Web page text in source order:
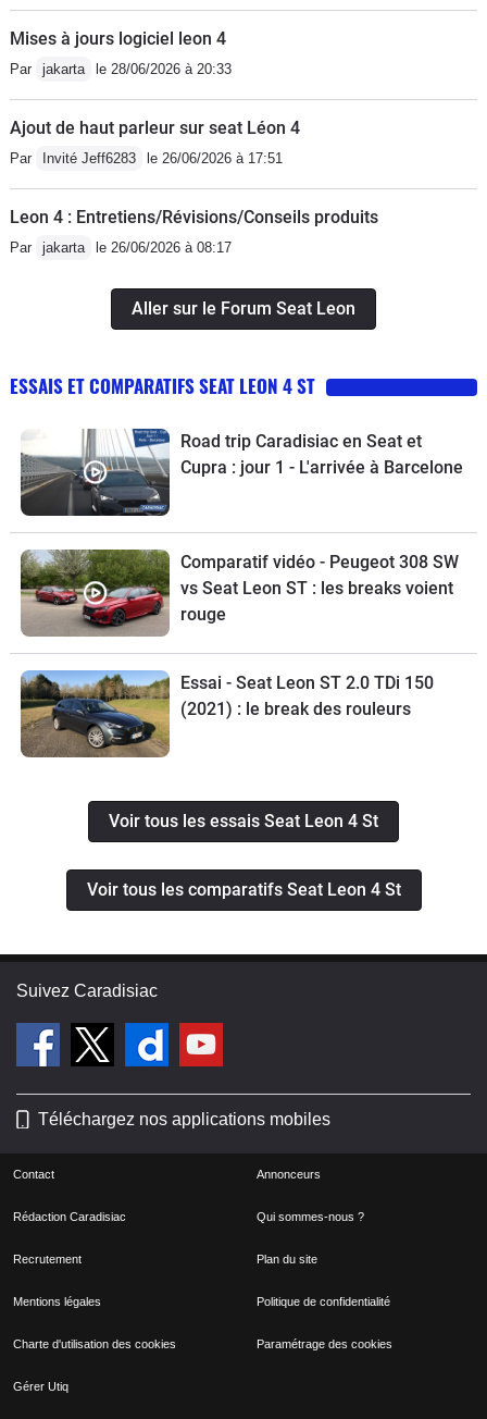
Mises à jours logiciel leon 4
Par jakarta le 28/06/2026 à 20:33
Ajout de haut parleur sur seat Léon 4
Par Invité Jeff6283 le 26/06/2026 à 17:51
Leon 4 : Entretiens/Révisions/Conseils produits
Par jakarta le 26/06/2026 à 08:17
Aller sur le Forum Seat Leon
ESSAIS ET COMPARATIFS SEAT LEON 4 ST
Road trip Caradisiac en Seat et
Cupra : jour 1 - L'arrivée à Barcelone
Comparatif vidéo - Peugeot 308 SW
vs Seat Leon ST : les breaks voient
rouge
Essai - Seat Leon ST 2.0 TDi 150
(2021) : le break des rouleurs
Voir tous les essais Seat Leon 4 St
Voir tous les comparatifs Seat Leon 4 St
Suivez Caradisiac
Téléchargez nos applications mobiles
Contact Annonceurs
Rédaction Caradisiac Qui sommes-nous ?
Recrutement Plan du site
Mentions légales Politique de confidentialité
Charte d'utilisation des cookies Paramétrage des cookies
Gérer Utiq